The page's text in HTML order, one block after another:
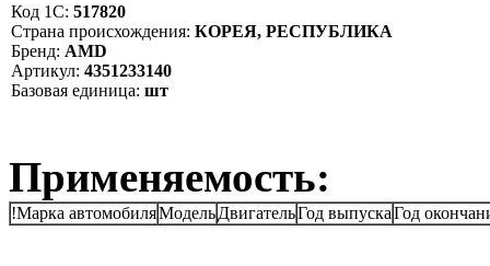
Код 1С: 517820
Страна происхождения: КОРЕЯ, РЕСПУБЛИКА
Бренд: AMD
Артикул: 4351233140
Базовая единица: шт
Применяемость:
!Марка автомобиляМодельДвигательГод выпускаГод